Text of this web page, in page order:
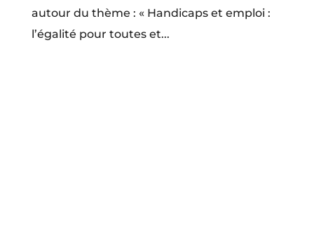
autour du thème : « Handicaps et emploi :
l’égalité pour toutes et...